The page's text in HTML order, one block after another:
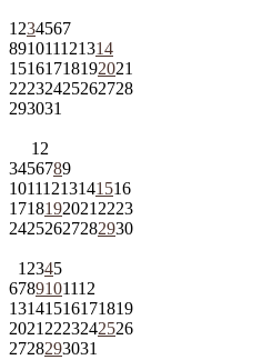
1 234567
891011121314
15161718192021
22232425262728
293031
1 2
3456789
10111213141516
1718192021 2223
24252627282930
1 2345
6789101112
13141516171819
2021 2223242526
2728293031